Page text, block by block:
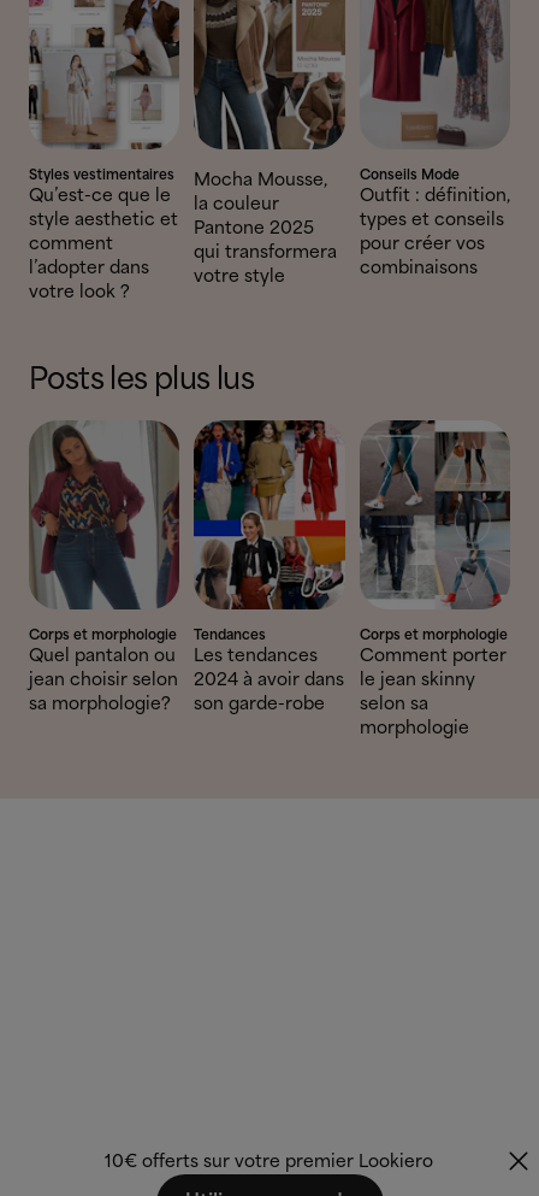
Styles vestimentaires
Qu’est-ce que le
style aesthetic et
comment
l’adopter dans
votre look ?
Mocha Mousse,
la couleur
Pantone 2025
qui transformera
votre style
Conseils Mode
Outfit : définition,
types et conseils
pour créer vos
combinaisons
Posts les plus lus
Corps et morphologie
Quel pantalon ou
jean choisir selon
sa morphologie?
Tendances
Les tendances
2024 à avoir dans
son garde-robe
Corps et morphologie
Comment porter
le jean skinny
selon sa
morphologie
10€ offerts sur votre premier Lookiero